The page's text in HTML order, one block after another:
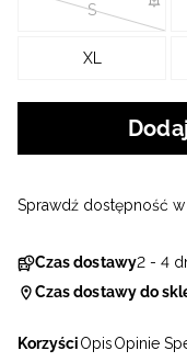
KorzyściOpisOpinie
S
XL
Czas dostawy2 - 4
Czas dostawy do
Sprawdź dostępność w